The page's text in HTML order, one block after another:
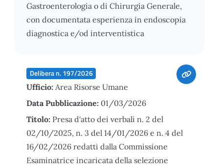
Gastroenterologia o di Chirurgia Generale,
con documentata esperienza in endoscopia
diagnostica e/od interventistica
Delibera n. 197/2026
Ufficio: Area Risorse Umane
Data Pubblicazione: 01/03/2026
Titolo: Presa d'atto dei verbali n. 2 del
02/10/2025, n. 3 del 14/01/2026 e n. 4 del
16/02/2026 redatti dalla Commissione
Esaminatrice incaricata della selezione